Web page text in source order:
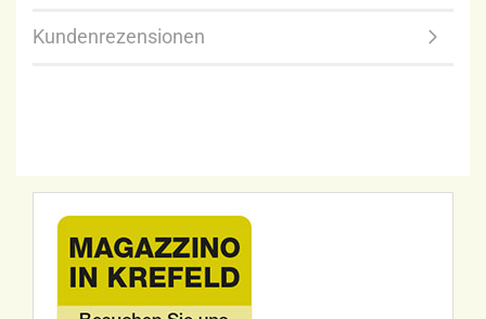
Kundenrezensionen